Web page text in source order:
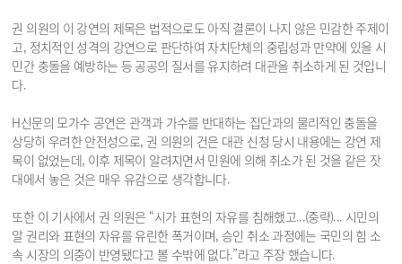
권 의원의 이 강연의 제목은 법적으로도 아직 결론이 나지 않은 민감한 주제이
고, 정치적인 성격의 강연으로 판단하여 자치단체의 중립성과 만약에 있을 시
민간 충돌을 예방하는 등 공공의 질서를 유지하려 대관을 취소하게 된 것입니
다.
H신문의 모가수 공연은 관객과 가수를 반대하는 집단과의 물리적인 충돌을
상당히 우려한 안전성으로, 권 의원의 건은 대관 신청 당시 내용에는 강연 제
목이 없었는데, 이후 제목이 알려지면서 민원에 의해 취소가 된 것을 같은 잣
대에서 놓은 것은 매우 유감으로 생각합니다.
또한 이 기사에서 권 의원은 “시가 표현의 자유를 침해했고...(중략)... 시민의
알 권리와 표현의 자유를 유린한 폭거이며, 승인 취소 과정에는 국민의 힘 소
속 시장의 의중이 반영됐다고 볼 수밖에 없다.”라고 주장 했습니다.